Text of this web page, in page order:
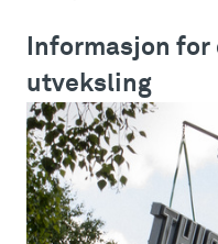
Informasjon for
utveksling